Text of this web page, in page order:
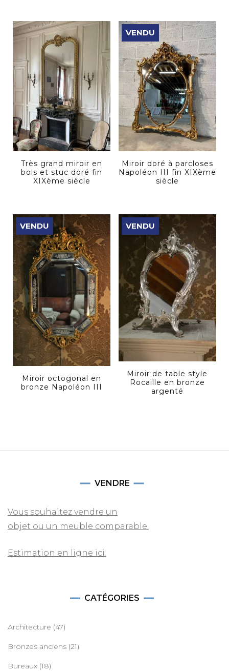
Très grand miroir en
bois et stuc doré fin
XIXème siècle
VENDU
Miroir doré à parcloses
Napoléon III fin XIXème
siècle
VENDU
Miroir octogonal en
bronze Napoléon III
VENDU
Miroir de table style
Rocaille en bronze
argenté
VENDRE
Vous souhaitez vendre un
objet ou un meuble comparable.
Estimation en ligne ici.
CATÉGORIES
Architecture (47)
Bronzes anciens (21)
Bureaux (18)